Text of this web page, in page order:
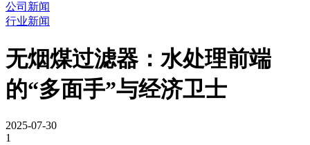
公司新闻
行业新闻
无烟煤过滤器：水处理前端
的“多面手”与经济卫士
2025-07-30
1